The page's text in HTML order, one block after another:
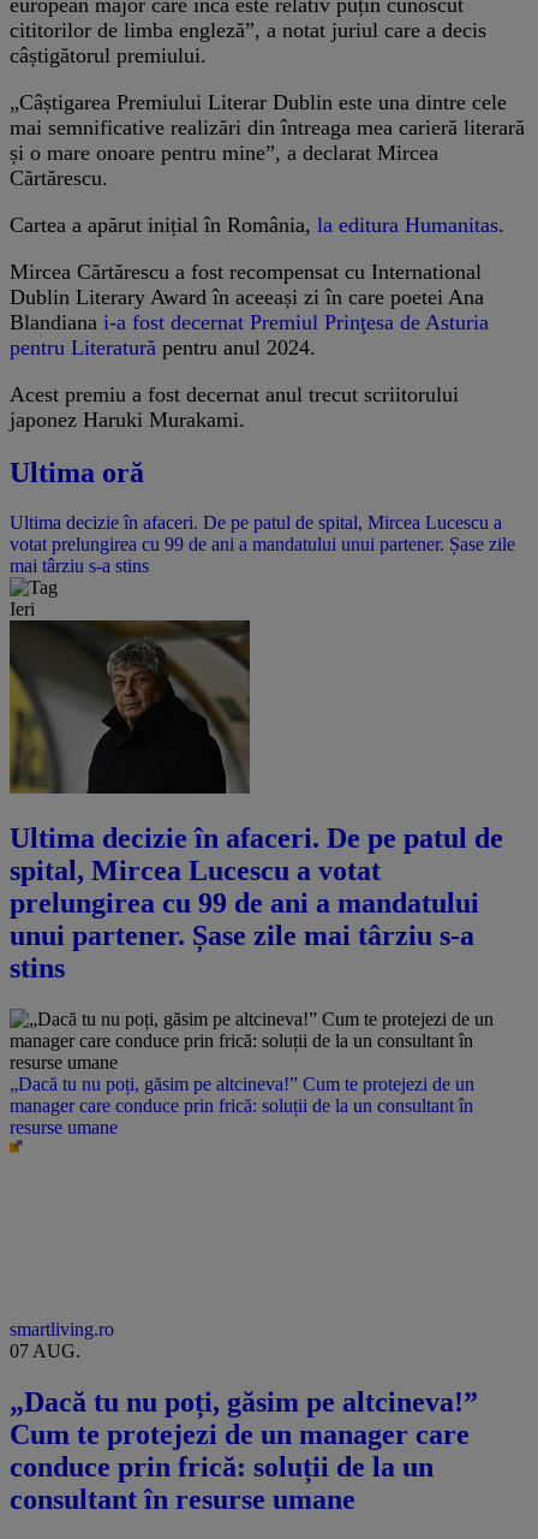
cititorilor de limba engleză”, a notat juriul care a decis
câștigătorul premiului.
„Câștigarea Premiului Literar Dublin este una dintre cele
mai semnificative realizări din întreaga mea carieră literară
și o mare onoare pentru mine”, a declarat Mircea
Cărtărescu.
Cartea a apărut inițial în România, la editura Humanitas.
Mircea Cărtărescu a fost recompensat cu International
Dublin Literary Award în aceeași zi în care poetei Ana
Blandiana i-a fost decernat Premiul Prinţesa de Asturia
pentru Literatură pentru anul 2024.
Acest premiu a fost decernat anul trecut scriitorului
japonez Haruki Murakami.
Ultima oră
Ultima decizie în afaceri. De pe patul de spital, Mircea Lucescu a
votat prelungirea cu 99 de ani a mandatului unui partener. Șase zile
mai târziu s-a stins
Ieri
Ultima decizie în afaceri. De pe patul de
spital, Mircea Lucescu a votat
prelungirea cu 99 de ani a mandatului
unui partener. Șase zile mai târziu s-a
stins
„Dacă tu nu poți, găsim pe altcineva!” Cum te protejezi de un
manager care conduce prin frică: soluții de la un consultant în
resurse umane
smartliving.ro
07 AUG.
„Dacă tu nu poți, găsim pe altcineva!”
Cum te protejezi de un manager care
conduce prin frică: soluții de la un
consultant în resurse umane